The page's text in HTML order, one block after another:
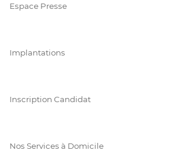
Espace Presse
Implantations
Inscription Candidat
Nos Services à Domicile